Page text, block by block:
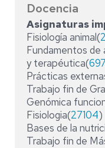
Docencia
Asignaturas
Fisiología animal(
Fundamentos de
y terapéutica(
Prácticas
Trabajo fin de
Genómica
Fisiologia(27104)
Bases de la
Trabajo fin de